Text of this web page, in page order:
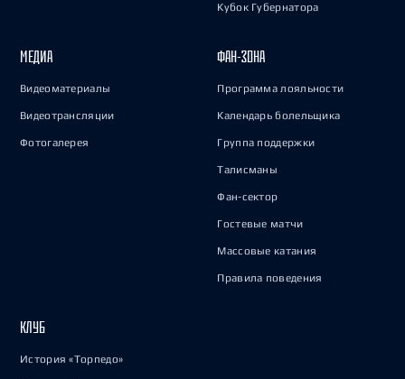
Кубок Губернатора
МЕДИА
Видеоматериалы
Видеотрансляции
Фотогалерея
ФАН-ЗОНА
Программа лояльности
Календарь болельщика
Группа поддержки
Талисманы
Фан-сектор
Гостевые матчи
Массовые катания
Правила поведения
КЛУБ
История «Торпедо»